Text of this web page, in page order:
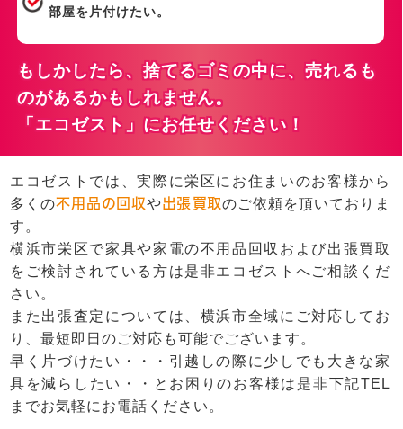
部屋を片付けたい。
もしかしたら、捨てるゴミの中に、売れるも
のがあるかもしれません。
「エコゼスト」にお任せください！
エコゼストでは、実際に栄区にお住まいのお客様から
多くの不用品の回収や出張買取のご依頼を頂いておりま
す。
横浜市栄区で家具や家電の不用品回収および出張買取
をご検討されている方は是非エコゼストへご相談くだ
さい。
また出張査定については、横浜市全域にご対応してお
り、最短即日のご対応も可能でございます。
早く片づけたい・・・引越しの際に少しでも大きな家
具を減らしたい・・とお困りのお客様は是非下記TEL
までお気軽にお電話ください。